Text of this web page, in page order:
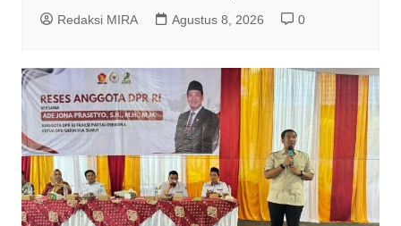
Redaksi MIRA Agustus 8, 2026 0